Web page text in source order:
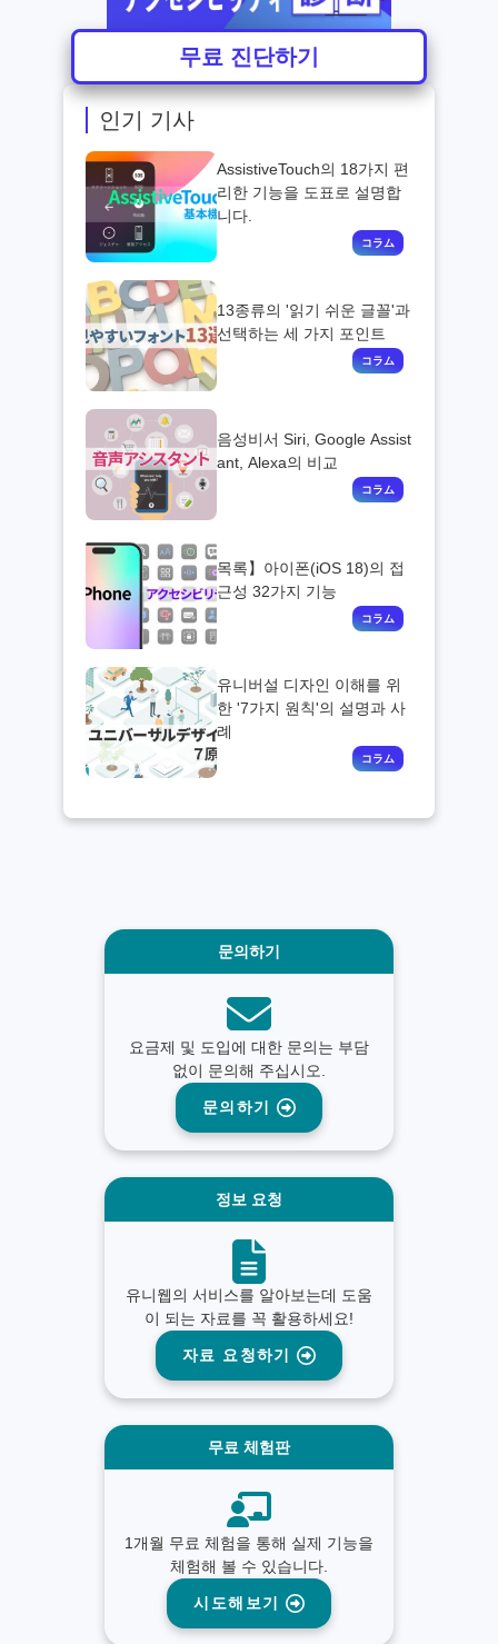
인기 기사
AssistiveTouch의 18가지 편
리한 기능을 도표로 설명합
니다.
13종류의 '읽기 쉬운 글꼴'과
선택하는 세 가지 포인트
음성비서 Siri, Google Assist
ant, Alexa의 비교
목록】아이폰(iOS 18)의 접
근성 32가지 기능
유니버설 디자인 이해를 위
한 '7가지 원칙'의 설명과 사
례
무료 진단하기
문의하기
요금제 및 도입에 대한 문의는 부담
없이 문의해 주십시오.
문의하기
정보 요청
유니웹의 서비스를 알아보는데 도움
이 되는 자료를 꼭 활용하세요!
자료 요청하기
무료 체험판
1개월 무료 체험을 통해 실제 기능을
체험해 볼 수 있습니다.
시도해보기